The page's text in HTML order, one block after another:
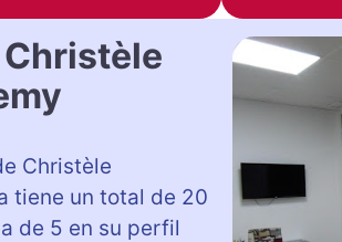
Christèle
Christèle
tiene un total de 20
de 5 en su perfil